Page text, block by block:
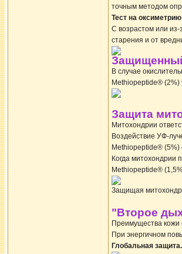
точным методом
Тест на оксиметрию
С возрастом или из-
старения и от
В случае
Methiopeptide® (2%)
Защита
Митохондрии
Воздействие УФ-
Methiopeptide® (5%)
Когда митохондрии
Methiopeptide®
Защищая
"Второе
Преимущества кожи
При энергичном
Глобальная защита.